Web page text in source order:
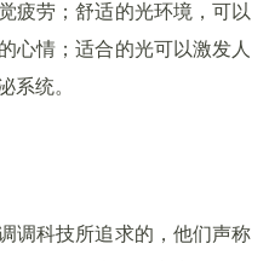
疲劳；舒适的光环境，可以
心情；适合的光可以激发人
系统。
调科技所追求的，他们声称